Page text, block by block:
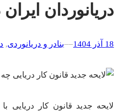
دریانوردان ایران
18 آذر 1404 –
–بنادر و دریانوردی,
لایحه جدید قانون کار